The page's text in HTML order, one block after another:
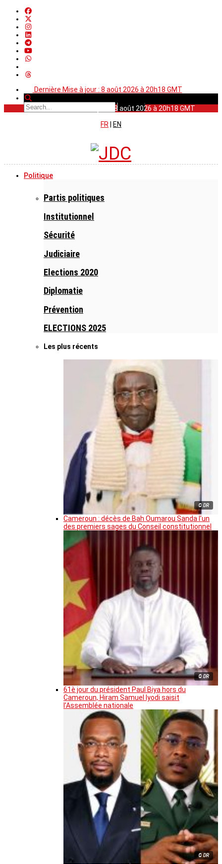
Dernière Mise à jour : 8 août 2026 à 20h18 GMT
Dernière Mise à jour : 8 août 2026 à 20h18 GMT
FR
EN
Politique
Partis politiques
Institutionnel
Sécurité
Judiciaire
Elections 2020
Diplomatie
Prévention
ELECTIONS 2025
Les plus récents
© DR
Cameroun : décès de Bah Oumarou Sanda l’un
des premiers sages du Conseil constitutionnel
© DR
61è jour du président Paul Biya hors du
Cameroun, Hiram Samuel Iyodi saisit
l’Assemblée nationale
© DR